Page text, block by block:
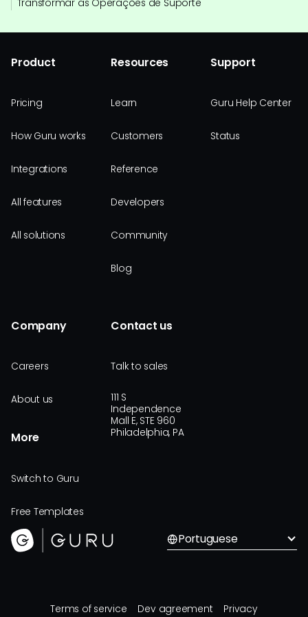
Transformar as Operações de Suporte
Product
Pricing
How Guru works
Integrations
All features
All solutions
Resources
Learn
Customers
Reference
Developers
Community
Blog
Support
Guru Help Center
Status
Company
Careers
About us
More
Switch to Guru
Free Templates
Contact us
Talk to sales
111 S
Independence
Mall E, STE 960
Philadelphia, PA
Portuguese
Terms of service Dev agreement Privacy